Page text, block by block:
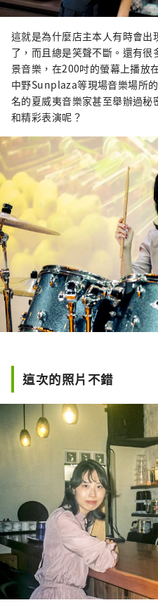
這就是為什麼店主本人有時會
了，而且總是笑聲不斷。還有
景音樂，在200吋的螢幕上播放
中野Sunplaza等現場音樂場所
名的夏威夷音樂家甚至舉辦過
和精彩表演呢？
這次的照片不錯